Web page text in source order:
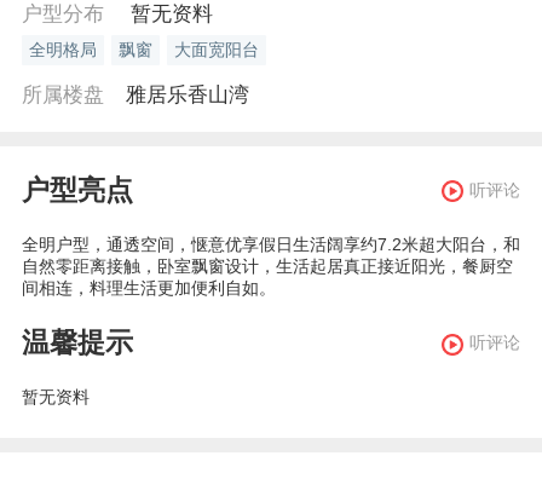
户型分布
暂无资料
全明格局 飘窗 大面宽阳台
所属楼盘 雅居乐香山湾
户型亮点 听评论
全明户型，通透空间，惬意优享假日生活阔享约7.2米超大阳台，和
自然零距离接触，卧室飘窗设计，生活起居真正接近阳光，餐厨空
间相连，料理生活更加便利自如。
温馨提示 听评论
暂无资料